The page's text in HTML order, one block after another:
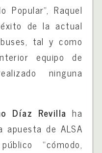
Popular”, Raquel
de la actual
tal y como
equipo de
ninguna
Díaz Revilla ha
de ALSA
“cómodo,